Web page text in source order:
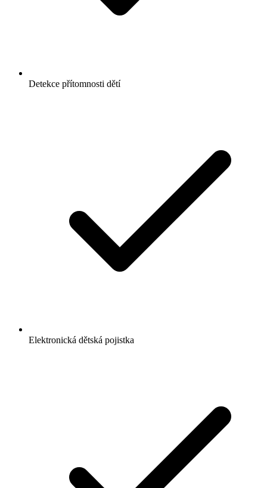
Detekce přítomnosti dětí
Elektronická dětská pojistka